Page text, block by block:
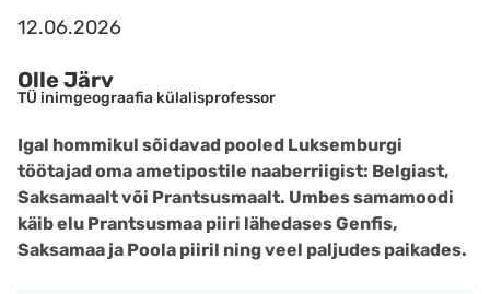
12.06.2026
Olle Järv
TÜ inimgeograafia külalisprofessor
Igal hommikul sõidavad pooled Luksemburgi
töötajad oma ametipostile naaberriigist: Belgiast,
Saksamaalt või Prantsusmaalt. Umbes samamoodi
käib elu Prantsusmaa piiri lähedases Genfis,
Saksamaa ja Poola piiril ning veel paljudes paikades.